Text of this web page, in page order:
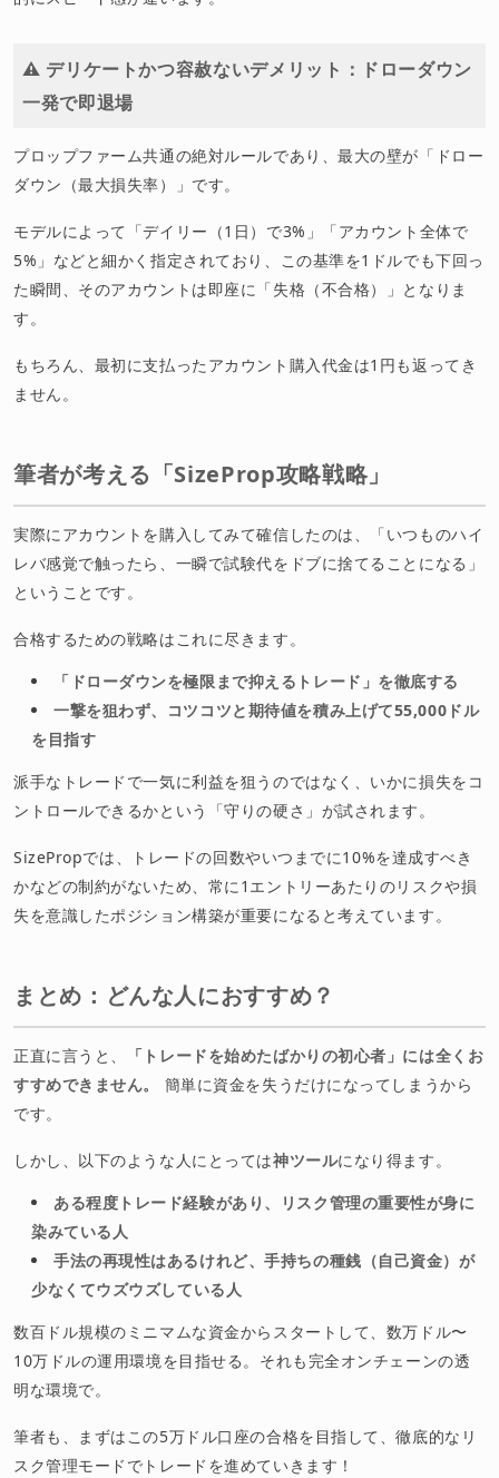
⚠️ デリケートかつ容赦ないデメリット：ドローダウン
一発で即退場
プロップファーム共通の絶対ルールであり、最大の壁が「ドロー
ダウン（最大損失率）」です。
モデルによって「デイリー（1日）で3%」「アカウント全体で
5%」などと細かく指定されており、この基準を1ドルでも下回っ
た瞬間、そのアカウントは即座に「失格（不合格）」となりま
す。
もちろん、最初に支払ったアカウント購入代金は1円も返ってき
ません。
筆者が考える「SizeProp攻略戦略」
実際にアカウントを購入してみて確信したのは、「いつものハイ
レバ感覚で触ったら、一瞬で試験代をドブに捨てることになる」
ということです。
合格するための戦略はこれに尽きます。
「ドローダウンを極限まで抑えるトレード」を徹底する
一撃を狙わず、コツコツと期待値を積み上げて55,000ドル
を目指す
派手なトレードで一気に利益を狙うのではなく、いかに損失をコ
ントロールできるかという「守りの硬さ」が試されます。
SizePropでは、トレードの回数やいつまでに10%を達成すべき
かなどの制約がないため、常に1エントリーあたりのリスクや損
失を意識したポジション構築が重要になると考えています。
まとめ：どんな人におすすめ？
正直に言うと、
「トレードを始めたばかりの初心者」には全くお
すすめできません。
簡単に資金を失うだけになってしまうから
です。
しかし、以下のような人にとっては神ツールになり得ます。
ある程度トレード経験があり、リスク管理の重要性が身に
染みている人
手法の再現性はあるけれど、手持ちの種銭（自己資金）が
少なくてウズウズしている人
数百ドル規模のミニマムな資金からスタートして、数万ドル〜
10万ドルの運用環境を目指せる。それも完全オンチェーンの透
明な環境で。
筆者も、まずはこの5万ドル口座の合格を目指して、徹底的なリ
スク管理モードでトレードを進めていきます！